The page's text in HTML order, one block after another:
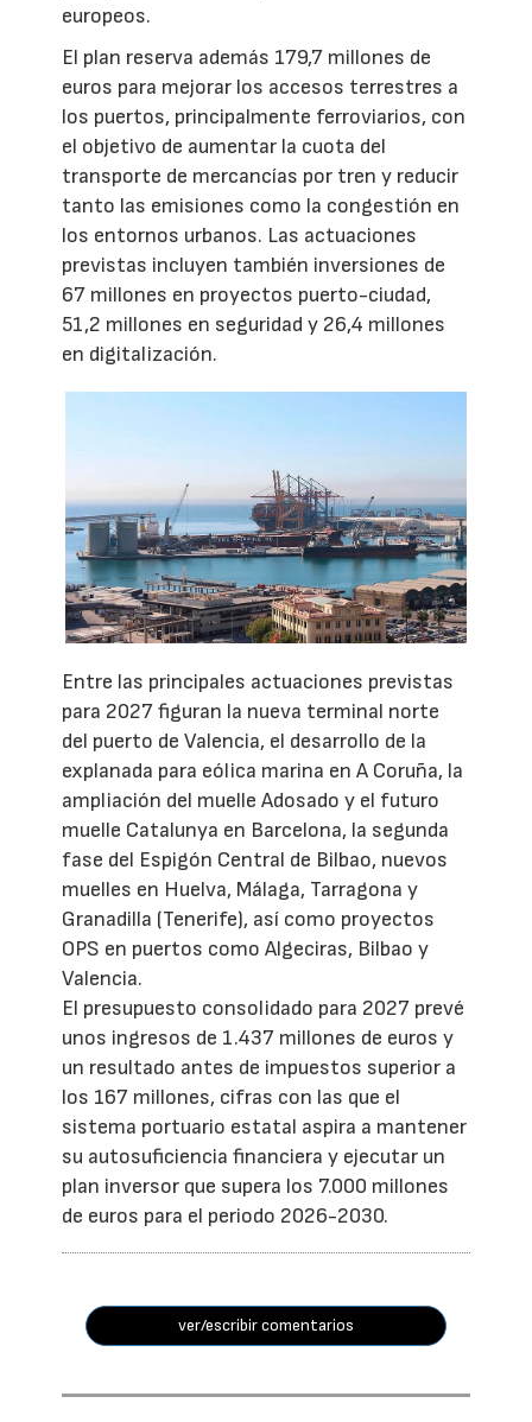
europeos.
El plan reserva además 179,7 millones de
euros para mejorar los accesos terrestres a
los puertos, principalmente ferroviarios, con
el objetivo de aumentar la cuota del
transporte de mercancías por tren y reducir
tanto las emisiones como la congestión en
los entornos urbanos. Las actuaciones
previstas incluyen también inversiones de
67 millones en proyectos puerto-ciudad,
51,2 millones en seguridad y 26,4 millones
en digitalización.
Entre las principales actuaciones previstas
para 2027 figuran la nueva terminal norte
del puerto de Valencia, el desarrollo de la
explanada para eólica marina en A Coruña, la
ampliación del muelle Adosado y el futuro
muelle Catalunya en Barcelona, la segunda
fase del Espigón Central de Bilbao, nuevos
muelles en Huelva, Málaga, Tarragona y
Granadilla (Tenerife), así como proyectos
OPS en puertos como Algeciras, Bilbao y
Valencia.
El presupuesto consolidado para 2027 prevé
unos ingresos de 1.437 millones de euros y
un resultado antes de impuestos superior a
los 167 millones, cifras con las que el
sistema portuario estatal aspira a mantener
su autosuficiencia financiera y ejecutar un
plan inversor que supera los 7.000 millones
de euros para el periodo 2026-2030.
ver/escribir comentarios